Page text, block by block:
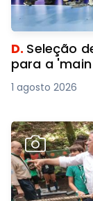
D. Seleção
para a
1 agosto 2026